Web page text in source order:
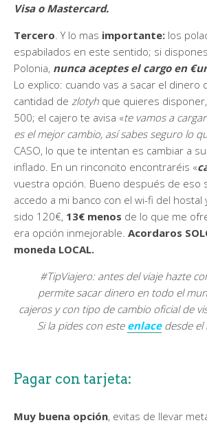
Visa o Mastercard.
Tercero. Y lo mas importante: los
espabilados en este sentido; si
Polonia, nunca aceptes el cargo en
Lo explico: cuando vas a sacar el dinero
cantidad de zlotyh que quieres
500; el cajero te avisa «te vamos a
es el mejor cambio, así sabes seguro lo
CASO, lo que te intentan es cambiar a
inflado. En un rinconcito encontraréis «
vuestra opción. Bueno después de eso
accedo a mi banco con el wi-fi del hostal
sido 120€, 13€ menos de lo que me
era opción inmejorable. Acordaros
moneda LOCAL.
#TipViajero: antes del viaje hazte
permite sacar dinero en todo el
cajeros y con tipo de cambio oficial de
Si la pides con este enlacedesde el
Pagar con tarjeta:
Muy buena opción, evitas de llevar